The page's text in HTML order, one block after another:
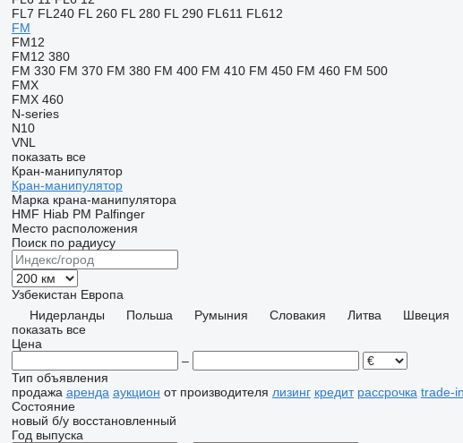
FL7 FL240 FL 260 FL 280 FL 290 FL611 FL612
FM
FM12
FM12 380
FM 330 FM 370 FM 380 FM 400 FM 410 FM 450 FM 460 FM 500
FMX
FMX 460
N-series
N10
VNL
показать все
Кран-манипулятор
Кран-манипулятор
Марка крана-манипулятора
HMF Hiab PM Palfinger
Место расположения
Поиск по радиусу
Узбекистан Европа
Нидерланды
Польша Румыния Словакия Литва Швеция
показать все
Цена
–
Тип объявления
продажа аренда аукцион от производителя лизинг кредит рассрочка trade-
Состояние
новый б/у восстановленный
Год выпуска